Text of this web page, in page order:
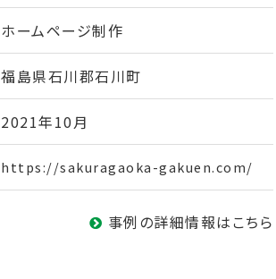
ホームページ制作
福島県石川郡石川町
2021年10月
https://sakuragaoka-gakuen.com/
事例の詳細情報はこちら